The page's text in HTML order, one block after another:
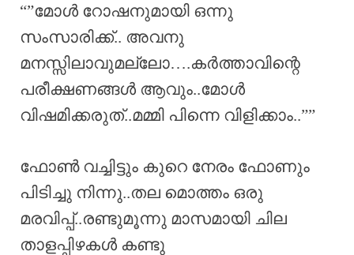
“”മോൾ റോഷനുമായി ഒന്നു
സംസാരിക്ക്.. അവനു
മനസ്സിലാവുമല്ലോ….കർത്താവിന്റെ
പരീക്ഷണങ്ങൾ ആവും..മോൾ
വിഷമിക്കരുത്..മമ്മി പിന്നെ വിളിക്കാം..””
ഫോൺ വച്ചിട്ടും കുറെ നേരം ഫോണും
പിടിച്ചു നിന്നു..തല മൊത്തം ഒരു
മരവിപ്പ്..രണ്ടുമൂന്നു മാസമായി ചില
താളപ്പിഴകൾ കണ്ടു